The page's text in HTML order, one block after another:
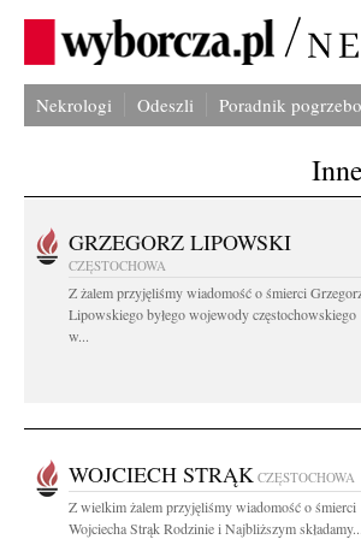
Nekrologi Odeszli Poradnik
GRZEGORZ LIPOWSKI
CZĘSTOCHOWA
Z żalem przyjęliśmy wiadomość o śmierci
Lipowskiego byłego wojewody częstochowskiego
w...
WOJCIECH STRĄK CZĘSTOCHOWA
Z wielkim żalem przyjęliśmy wiadomość o śmierci
Wojciecha Strąk Rodzinie i Najbliższym składamy...